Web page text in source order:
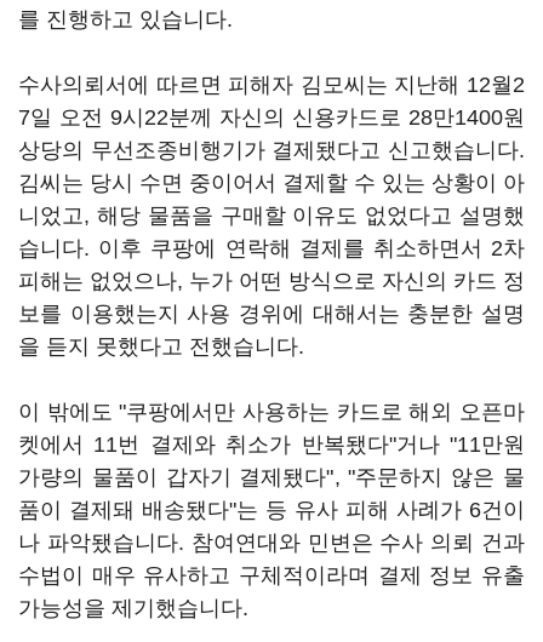
를 진행하고 있습니다.
수사의뢰서에 따르면 피해자 김모씨는 지난해 12월2
7일 오전 9시22분께 자신의 신용카드로 28만1400원
상당의 무선조종비행기가 결제됐다고 신고했습니다.
김씨는 당시 수면 중이어서 결제할 수 있는 상황이 아
니었고, 해당 물품을 구매할 이유도 없었다고 설명했
습니다. 이후 쿠팡에 연락해 결제를 취소하면서 2차
피해는 없었으나, 누가 어떤 방식으로 자신의 카드 정
보를 이용했는지 사용 경위에 대해서는 충분한 설명
을 듣지 못했다고 전했습니다.
이 밖에도 "쿠팡에서만 사용하는 카드로 해외 오픈마
켓에서 11번 결제와 취소가 반복됐다"거나 "11만원
가량의 물품이 갑자기 결제됐다", "주문하지 않은 물
품이 결제돼 배송됐다"는 등 유사 피해 사례가 6건이
나 파악됐습니다. 참여연대와 민변은 수사 의뢰 건과
수법이 매우 유사하고 구체적이라며 결제 정보 유출
가능성을 제기했습니다.